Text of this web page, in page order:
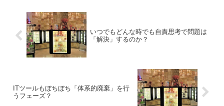
いつでもどんな時でも自責思考で問題は
「解決」するのか？
ITツールもぼちぼち「体系的廃棄」を行
うフェーズ？